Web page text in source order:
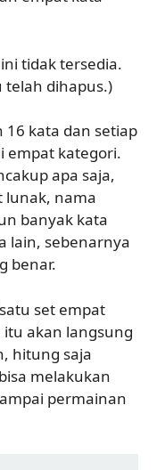
tidak tersedia.
telah dihapus.)
16 kata dan setiap
empat kategori.
apa saja,
lunak, nama
banyak kata
lain, sebenarnya
benar.
set empat
akan langsung
hitung saja
melakukan
permainan